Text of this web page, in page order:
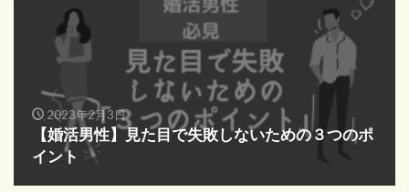
2023年2月3日
【婚活男性】見た目で失敗しないための３つのポ
イント